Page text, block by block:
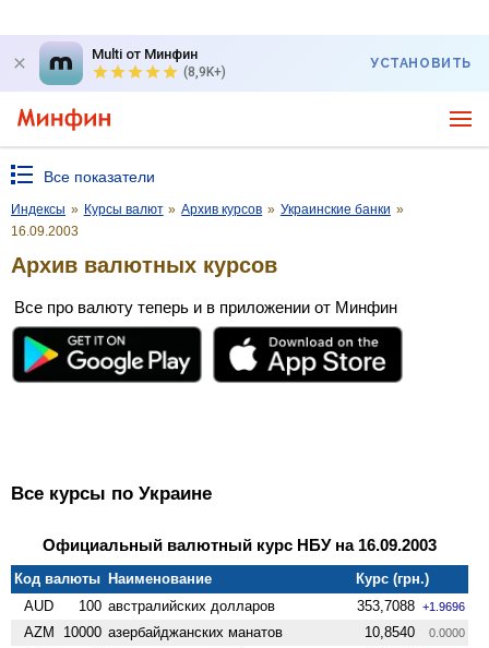
Multi от Минфин
(8,9K+)
УСТАНОВИТЬ
Все показатели
Индексы » Курсы валют » Архив курсов » Украинские банки »
16.09.2003
Архив валютных курсов
Все про валюту теперь и в приложении от Минфин
Все курсы по Украине
Официальный валютный курс НБУ на 16.09.2003
Код валюты Наименование
Курс (грн.)
AUD
100 австралийских долларов 353,7088 +1.9696
AZM 10000 азербайджанских манатов 10,8540 0.0000